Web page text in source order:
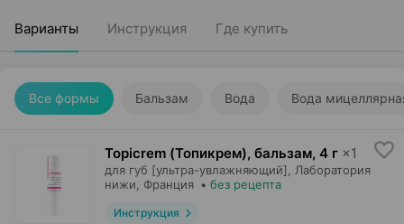
Варианты Инструкция Где купить
Все формы Бальзам Вода Вода
Topicrem (Топикрем), бальзам, 4 г ×1
для губ [ультра-увлажняющий],
Лаборатория
нижи , Франция • без рецепта
Инструкция